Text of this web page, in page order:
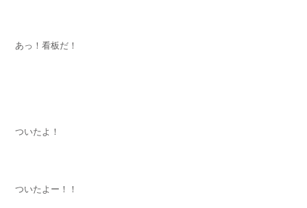
あっ！看板だ！
ついたよ！
ついたよー！！